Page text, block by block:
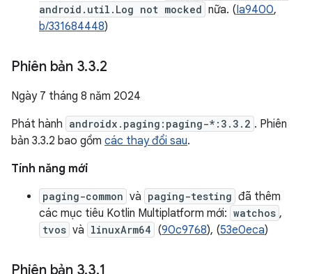
android.util.Log not mocked nữa. (Ia9400,
b/331684448)
Phiên bản 3.3.2
Ngày 7 tháng 8 năm 2024
Phát hành androidx.paging:paging-*:3.3.2 . Phiên
bản 3.3.2 bao gồm các thay đổi sau.
Tính năng mới
paging-common và paging-testing đã thêm
các mục tiêu Kotlin Multiplatform mới: watchos ,
tvos và linuxArm64 (90c9768), (53e0eca)
Phiên bản 3.3.1